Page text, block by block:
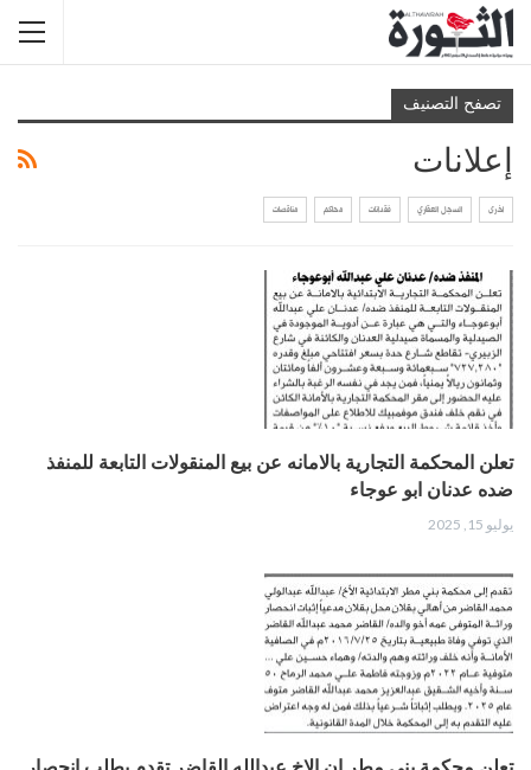
تصفح التصنيف
إعلانات
اخرى السجل العقاري فقدانات محاكم مناقصات
تعلن المحكمة التجارية بالامانه عن بيع المنقولات التابعة للمنفذ
ضده عدنان ابو عوجاء
يوليو 15, 2025